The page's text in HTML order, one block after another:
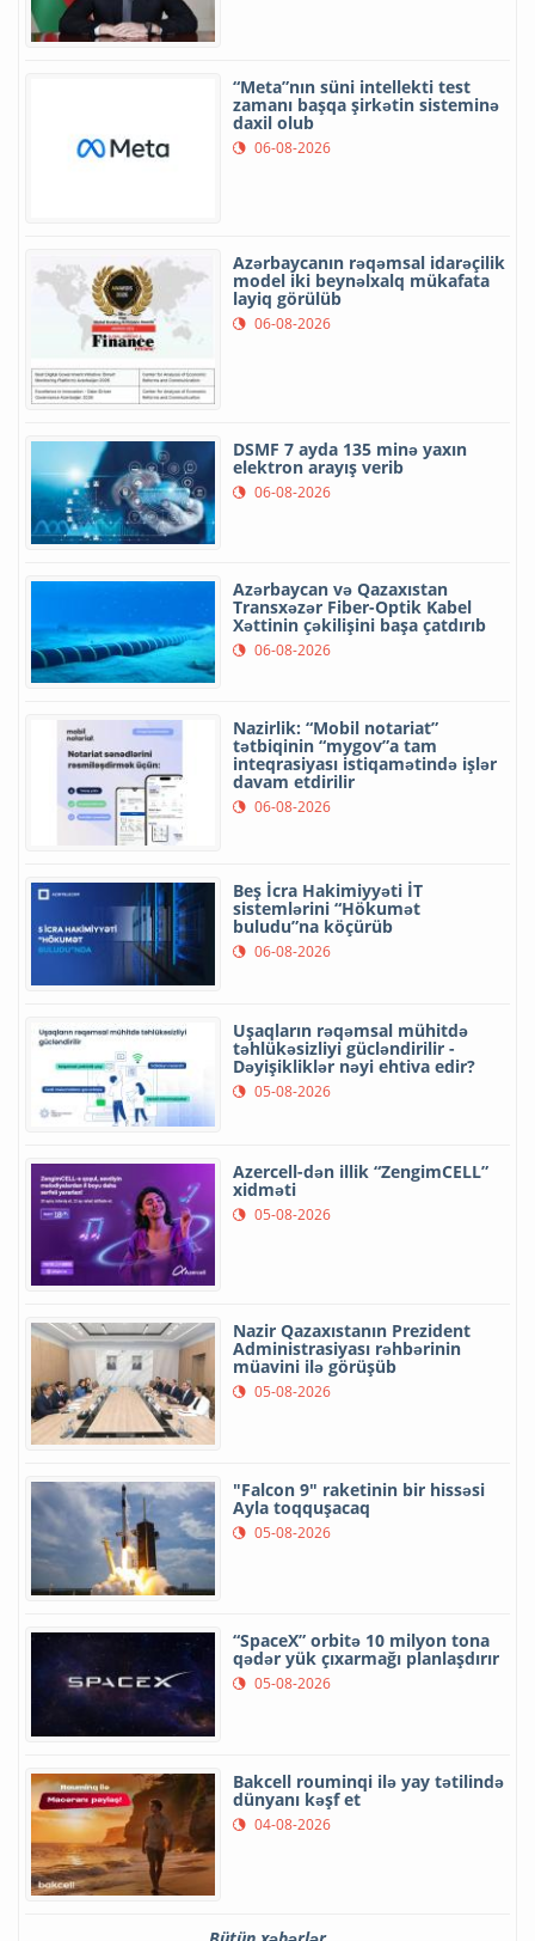
“Meta”nın süni intellekti test
zamanı başqa şirkətin sisteminə
daxil olub
06-08-2026
Azərbaycanın rəqəmsal idarəçilik
model iki beynəlxalq mükafata
layiq görülüb
06-08-2026
DSMF 7 ayda 135 minə yaxın
elektron arayış verib
06-08-2026
Azərbaycan və Qazaxıstan
Transxəzər Fiber-Optik Kabel
Xəttinin çəkilişini başa çatdırıb
06-08-2026
Nazirlik: “Mobil notariat”
tətbiqinin “mygov”a tam
inteqrasiyası istiqamətində işlər
davam etdirilir
06-08-2026
Beş İcra Hakimiyyəti İT
sistemlərini “Hökumət
buludu”na köçürüb
06-08-2026
Uşaqların rəqəmsal mühitdə
təhlükəsizliyi gücləndirilir -
Dəyişikliklər nəyi ehtiva edir?
05-08-2026
Azercell-dən illik “ZengimCELL”
xidməti
05-08-2026
Nazir Qazaxıstanın Prezident
Administrasiyası rəhbərinin
müavini ilə görüşüb
05-08-2026
"Falcon 9" raketinin bir hissəsi
Ayla toqquşacaq
05-08-2026
“SpaceX” orbitə 10 milyon tona
qədər yük çıxarmağı planlaşdırır
05-08-2026
Bakcell rouminqi ilə yay tətilində
dünyanı kəşf et
04-08-2026